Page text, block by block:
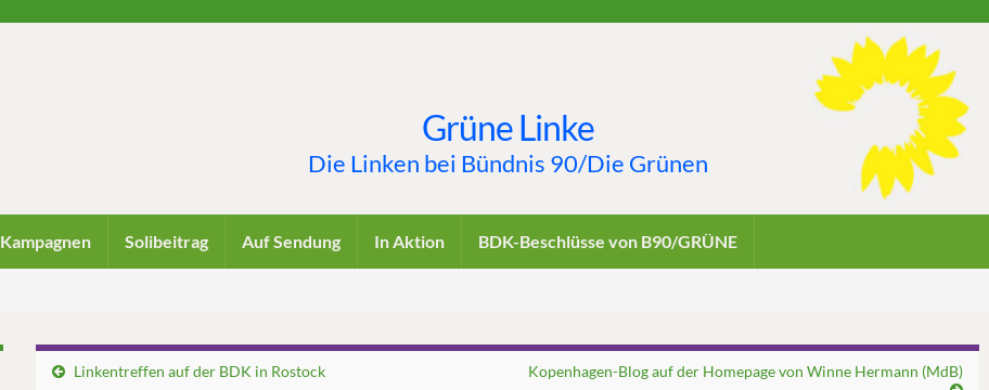
Grüne Linke
Die Linken bei Bündnis 90/Die Grünen
Kampagnen Solibeitrag Auf Sendung In Aktion BDK-Beschlüsse von B90/GRÜNE
Linkentreffen auf der BDK in Rostock Kopenhagen-Blog auf der Homepage von Winne Hermann (MdB)